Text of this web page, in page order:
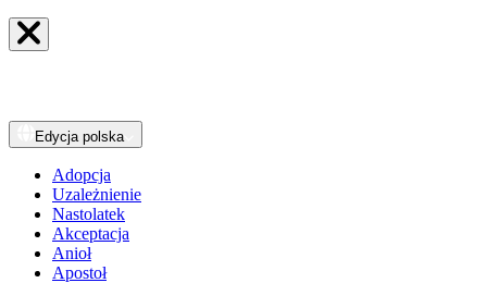
Edycja polska
Adopcja
Uzależnienie
Nastolatek
Akceptacja
Anioł
Apostoł